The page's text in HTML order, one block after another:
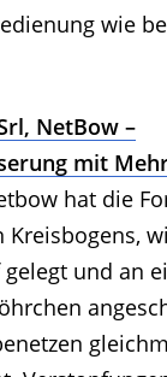
wie
NetBow –
mit
hat die
Kreisbogens,
und an